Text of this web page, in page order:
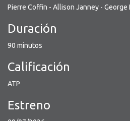
Pierre Coffin - Allison Janney - George
Duración
90 minutos
Calificación
ATP
Estreno